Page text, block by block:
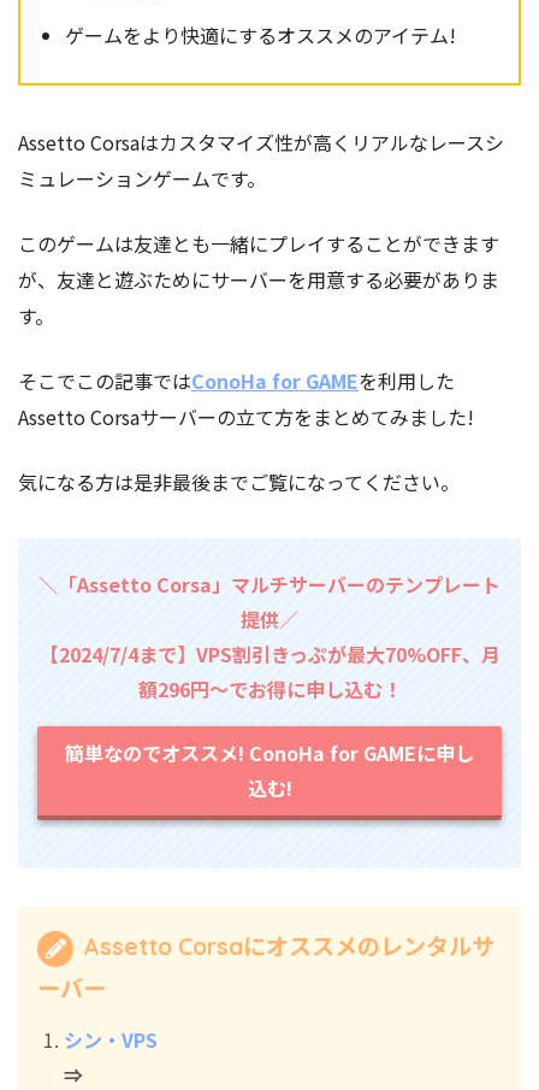
ゲームをより快適にするオススメのアイテム!
Assetto Corsaはカスタマイズ性が高くリアルなレースシ
ミュレーションゲームです。
このゲームは友達とも一緒にプレイすることができます
が、友達と遊ぶためにサーバーを用意する必要がありま
す。
そこでこの記事ではConoHa for GAMEを利用した
Assetto Corsaサーバーの立て方をまとめてみました!
気になる方は是非最後までご覧になってください。
＼「Assetto Corsa」マルチサーバーのテンプレート
提供／
【2024/7/4まで】VPS割引きっぷが最大70%OFF、月
額296円～でお得に申し込む！
簡単なのでオススメ! ConoHa for GAMEに申し
込む!
Assetto Corsaにオススメのレンタルサ
ーバー
シン・VPS
⇒